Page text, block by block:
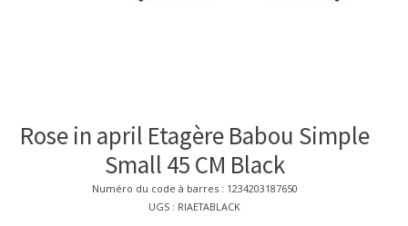
Rose in april Etagère Babou Simple
Small 45 CM Black
Numéro du code à barres : 1234203187650
UGS : RIAETABLACK